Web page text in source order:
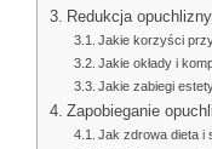
Redukcja
Jakie korzyści
Jakie okłady i
Jakie zabiegi
Zapobieganie
Jak zdrowa dieta i